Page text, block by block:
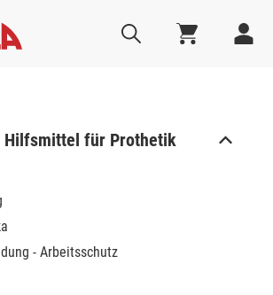
Hilfsmittel für Prothetik
- Arbeitsschutz